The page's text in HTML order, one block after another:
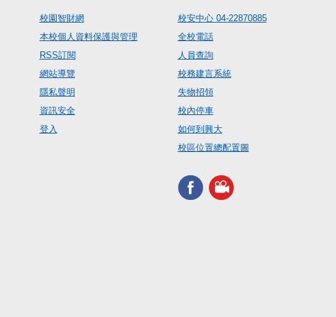
校園智財網
本校個人資料保護與管理
RSS訂閱
網站導覽
隱私聲明
資訊安全
登入
校安中心 04-22870885
全校電話
人員查詢
校務建言系統
失物招領
校內停車
如何到興大
校區位置總配置圖